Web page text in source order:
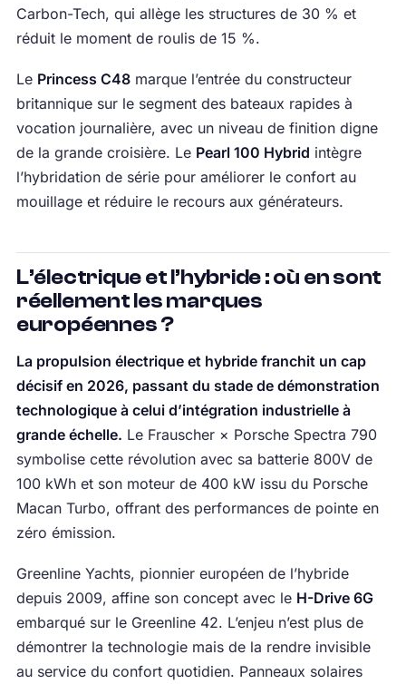
Carbon-Tech, qui allège les structures de 30 % et
réduit le moment de roulis de 15 %.
Le Princess C48marque l’entrée du constructeur
britannique sur le segment des bateaux rapides à
vocation journalière, avec un niveau de finition digne
de la grande croisière. Le Pearl 100 Hybrid intègre
l’hybridation de série pour améliorer le confort au
mouillage et réduire le recours aux générateurs.
L’électrique et l’hybride : où en sont
réellement les marques
européennes ?
La propulsion électrique et hybride franchit un cap
décisif en 2026, passant du stade de démonstration
technologique à celui d’intégration industrielle à
grande échelle. Le Frauscher × Porsche Spectra 790
symbolise cette révolution avec sa batterie 800V de
100 kWh et son moteur de 400 kW issu du Porsche
Macan Turbo, offrant des performances de pointe en
zéro émission.
Greenline Yachts, pionnier européen de l’hybride
depuis 2009, affine son concept avec le H-Drive 6G
embarqué sur le Greenline 42. L’enjeu n’est plus de
démontrer la technologie mais de la rendre invisible
au service du confort quotidien. Panneaux solaires